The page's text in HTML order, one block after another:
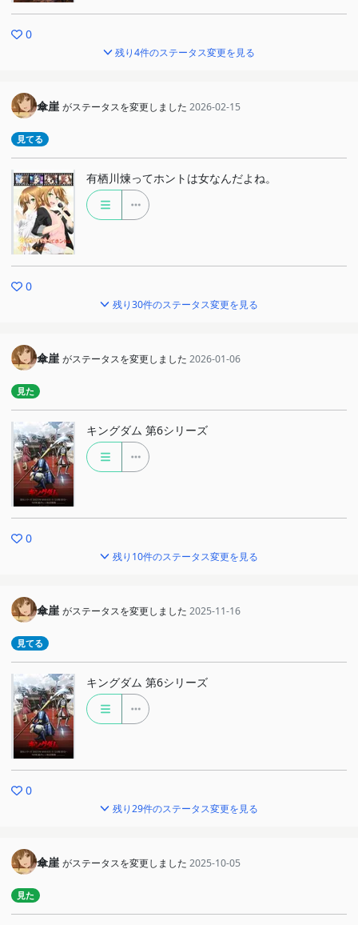
0
残り4件のステータス変更を見る
傘崖 がステータスを変更しました 2026-02-15
見てる
有栖川煉ってホントは女なんだよね。
0
残り30件のステータス変更を見る
傘崖 がステータスを変更しました 2026-01-06
見た
キングダム 第6シリーズ
0
残り10件のステータス変更を見る
傘崖 がステータスを変更しました 2025-11-16
見てる
キングダム 第6シリーズ
0
残り29件のステータス変更を見る
傘崖 がステータスを変更しました 2025-10-05
見た